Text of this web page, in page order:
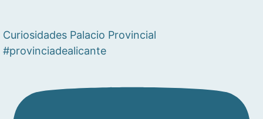
Curiosidades Palacio Provincial
#provinciadealicante